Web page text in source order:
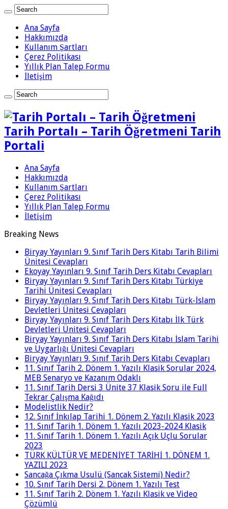
Ana Sayfa
Hakkımızda
Kullanım Şartları
Çerez Politikası
Yıllık Plan Talep Formu
İletişim
Tarih Portalı – Tarih Öğretmeni Tarih
Portali
Ana Sayfa
Hakkımızda
Kullanım Şartları
Çerez Politikası
Yıllık Plan Talep Formu
İletişim
Breaking News
Biryay Yayınları 9. Sınıf Tarih Ders Kitabı Tarih Bilimi
Ünitesi Cevapları
Ekoyay Yayınları 9. Sınıf Tarih Ders Kitabı Cevapları
Biryay Yayınları 9. Sınıf Tarih Ders Kitabı Türkiye
Tarihi Ünitesi Cevapları
Biryay Yayınları 9. Sınıf Tarih Ders Kitabı Türk-İslam
Devletleri Ünitesi Cevapları
Biryay Yayınları 9. Sınıf Tarih Ders Kitabı İlk Türk
Devletleri Ünitesi Cevapları
Biryay Yayınları 9. Sınıf Tarih Ders Kitabı İslam Tarihi
ve Uygarlığı Ünitesi Cevapları
Biryay Yayınları 9. Sınıf Tarih Ders Kitabı Cevapları
11. Sınıf Tarih 2. Dönem 1. Yazılı Klasik Sorular 2024,
MEB Senaryo ve Kazanım Odaklı
11. Sınıf Tarih Dersi 3 Ünite 37 Klasik Soru ile Full
Tekrar Çalışma Kağıdı
Modelistlik Nedir?
12. Sınıf İnkılap Tarihi 1. Dönem 2. Yazılı Klasik 2023
11. Sınıf Tarih 1. Dönem 1. Yazılı 2023-2024 Klasik
11. Sınıf Tarih 1. Dönem 1. Yazılı Açık Uçlu Sorular
2023
TÜRK KÜLTÜR VE MEDENİYET TARİHİ 1. DÖNEM 1.
YAZILI 2023
Sancağa Çıkma Usulü (Sancak Sistemi) Nedir?
10. Sınıf Tarih Dersi 2. Dönem 1. Yazılı Test
11. Sınıf Tarih 2. Dönem 1. Yazılı Klasik ve Video
Çözümlü